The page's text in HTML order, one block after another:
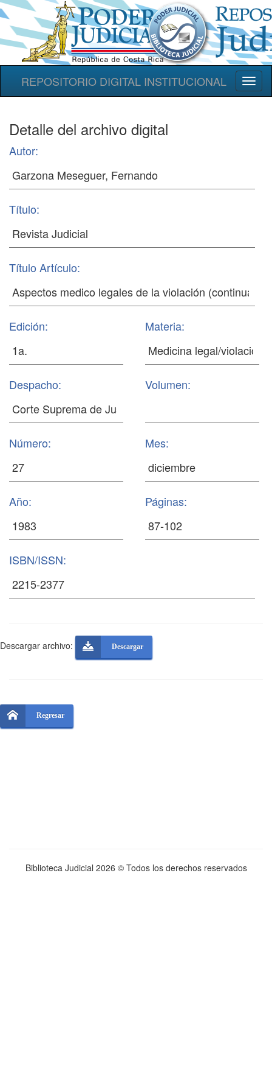
REPOSITORIO DIGITAL INSTITUCIONAL
Detalle del archivo digital
Autor:
Título:
Título Artículo:
Edición: Materia:
Despacho: Volumen:
Número: Mes:
Año: Páginas:
ISBN/ISSN:
Descargar archivo: Descargar
Regresar
Biblioteca Judicial 2026 © Todos los derechos reservados